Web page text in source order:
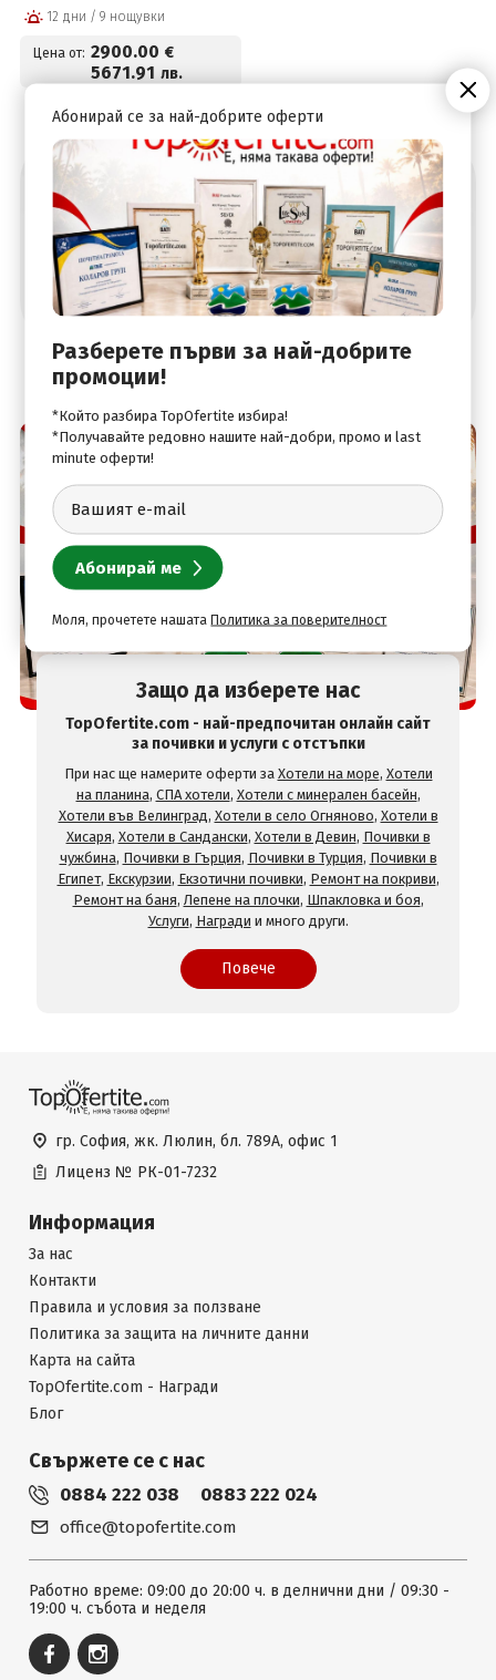
12 дни / 9 нощувки
Цена от: 2900.00 €
5671.91 лв.
Абонирай се за най-добрите оферти
Защо да изберете нас
TopOfertite.com - най-предпочитан онлайн сайт
за почивки и услуги с отстъпки
При нас ще намерите оферти за Хотели на море, Хотели
на планина, СПА хотели, Хотели с минерален басейн,
Хотели във Велинград, Хотели в село Огняново, Хотели в
Хисаря, Хотели в Сандански, Хотели в Девин, Почивки в
чужбина, Почивки в Гърция, Почивки в Турция, Почивки в
Египет, Екскурзии, Екзотични почивки, Ремонт на покриви,
Ремонт на баня, Лепене на плочки, Шпакловка и боя,
Услуги, Награди и много други.
Повече
гр. София, жк. Люлин, бл. 789А, офис 1
Лиценз № РК-01-7232
Информация
За нас
Контакти
Правила и условия за ползване
Политика за защита на личните данни
Карта на сайта
TopOfertite.com - Награди
Блог
Свържете се с нас
0884 222 038 0883 222 024
office@topofertite.com
Работно време: 09:00 до 20:00 ч. в делнични дни / 09:30 -
19:00 ч. събота и неделя
Абонирай се за най-добрите оферти
Разберете първи за най-добрите
промоции!
*Който разбира TopOfertite избира!
*Получавайте редовно нашите най-добри, промо и last
minute оферти!
Моля, прочетете нашатаПолитика за поверителност